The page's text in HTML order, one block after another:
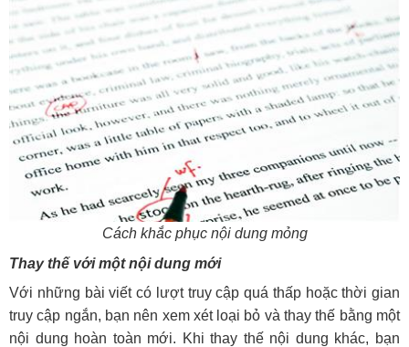
Cách khắc phục nội dung mỏng
Thay thế với một nội dung mới
Với những bài viết có lượt truy cập quá thấp hoặc thời gian
truy cập ngắn, bạn nên xem xét loại bỏ và thay thế bằng một
nội dung hoàn toàn mới. Khi thay thế nội dung khác, bạn